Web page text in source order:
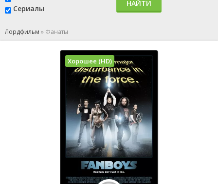
Сериалы
НАЙТИ
Лордфильм » Фанаты
Хорошее (HD)